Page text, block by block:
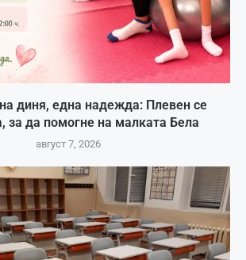
диня, една надежда: Плевен се
за да помогне на малката Бела
август 7, 2026